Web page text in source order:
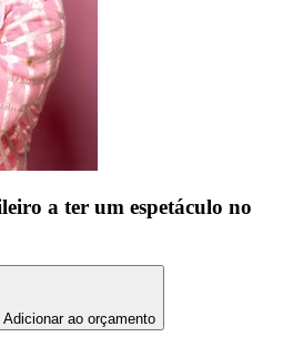
a ter um espetáculo no
Adicionar ao orçamento